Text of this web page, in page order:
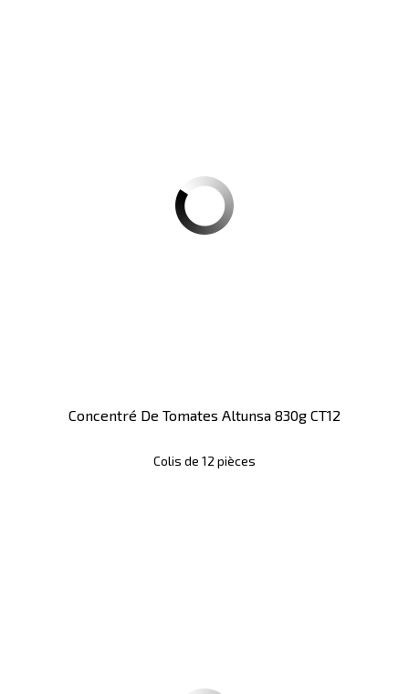
Concentré De Tomates Altunsa 830g CT12
Colis de 12 pièces